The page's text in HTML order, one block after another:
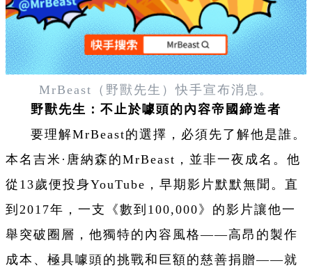
MrBeast（野獸先生）快手宣布消息。
野獸先生：不止於噱頭的內容帝國締造者
要理解MrBeast的選擇，必須先了解他是誰。
本名吉米·唐納森的MrBeast，並非一夜成名。他
從13歲便投身YouTube，早期影片默默無聞。直
到2017年，一支《數到100,000》的影片讓他一
舉突破圈層，他獨特的內容風格——高昂的製作
成本、極具噱頭的挑戰和巨額的慈善捐贈——就